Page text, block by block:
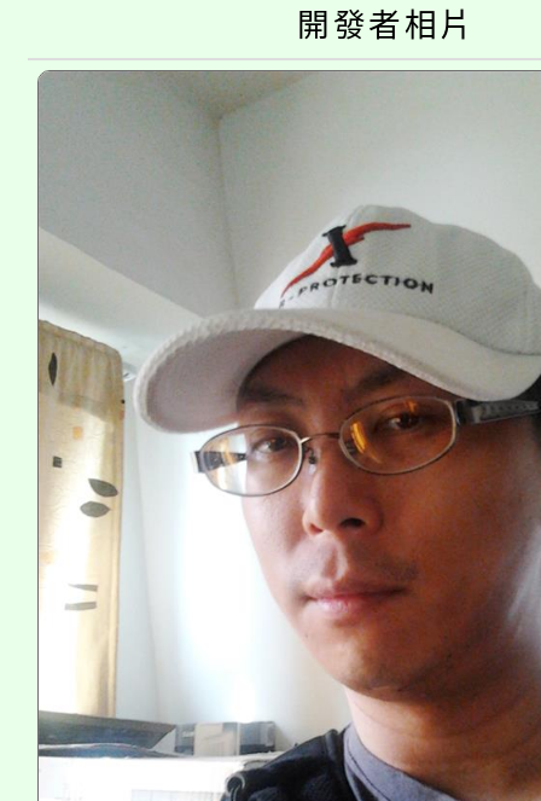
代理(課)教師甄選結果
公告本校115學年度第
代理(課)教師甄選結果
轉知中國文化大學推廣
《TA101》溝通分析基
程，歡迎學生輔導中心
心理、諮商輔導、社會
系所師生報名參加。
開發者相片